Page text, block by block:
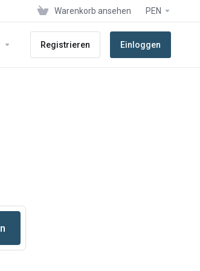
Warenkorb ansehen PEN
Registrieren Einloggen